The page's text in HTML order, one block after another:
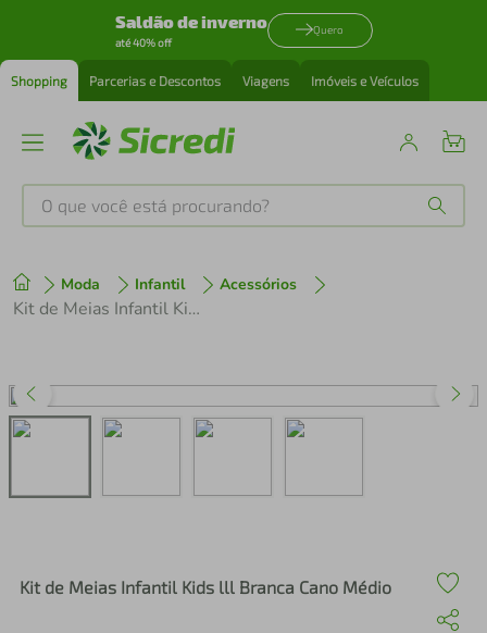
Saldão de inverno
até 40% off
Quero
Shopping Parcerias e Descontos Viagens Imóveis e Veículos
O que você está procurando?
Moda Infantil Acessórios
Kit de Meias Infantil Kids lll Branca Cano Médio
Kit de Meias Infantil Kids lll Branca Cano Médio
1 º tenis
perfume